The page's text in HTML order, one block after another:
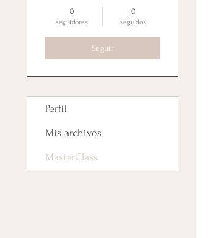
0
seguidores
0
seguidos
Seguir
Perfil
Mis archivos
MasterClass